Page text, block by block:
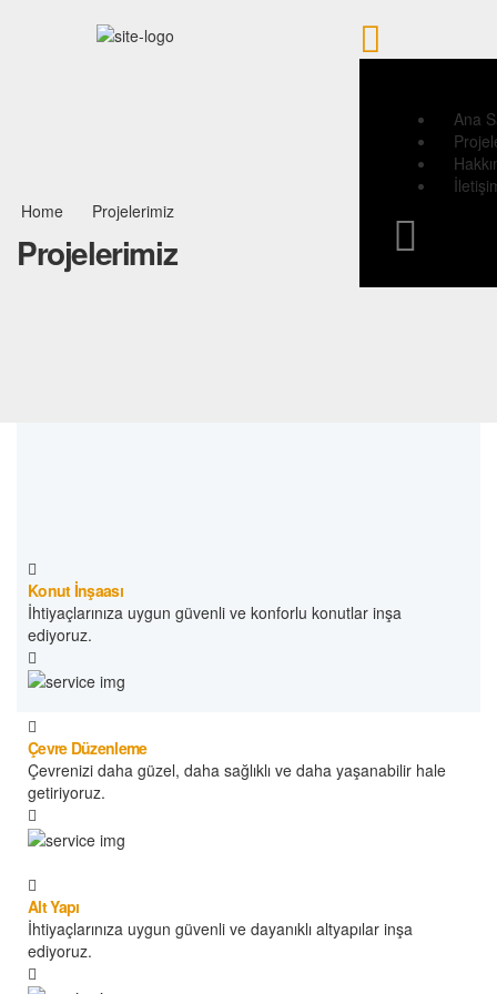
Ana
Home
Projelerimiz
Projelerimiz
Konut İnşaası
İhtiyaçlarınıza uygun güvenli ve konforlu konutlar inşa
ediyoruz.
Çevre Düzenleme
Çevrenizi daha güzel, daha sağlıklı ve daha yaşanabilir hale
getiriyoruz.
Alt Yapı
İhtiyaçlarınıza uygun güvenli ve dayanıklı altyapılar inşa
ediyoruz.